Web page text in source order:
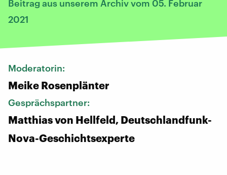
Beitrag aus unserem Archiv vom 05. Februar
2021
Moderatorin:
Meike Rosenplänter
Gesprächspartner:
Matthias von Hellfeld, Deutschlandfunk-
Nova-Geschichtsexperte